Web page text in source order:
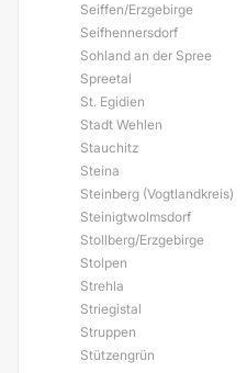
Seiffen/Erzgebirge
Seifhennersdorf
Sohland an der Spree
Spreetal
St. Egidien
Stadt Wehlen
Stauchitz
Steina
Steinberg (Vogtlandkreis)
Steinigtwolmsdorf
Stollberg/Erzgebirge
Stolpen
Strehla
Striegistal
Struppen
Stützengrün